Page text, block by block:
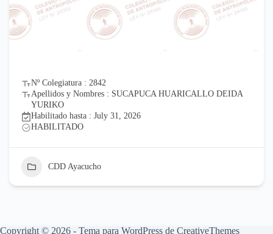
Nº Colegiatura : 2842
Apellidos y Nombres : SUCAPUCA HUARICALLO DEIDA
YURIKO
Habilitado hasta : July 31, 2026
HABILITADO
CDD Ayacucho
Copyright © 2026 - Tema para WordPress de CreativeThemes